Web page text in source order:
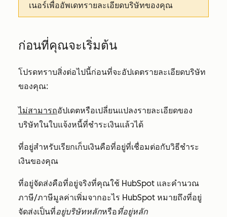
เนอร์เพื่ออัพเดทรายละเอียดบริษัทของคุณ
ก่อนที่คุณจะเริ่มต้น
โปรดทราบสิ่งต่อไปนี้ก่อนที่จะอัปเดตรายละเอียดบริษัท
ของคุณ:
ไม่สามารถอัปเดตหรือเปลี่ยนแปลงรายละเอียดของ
บริษัทในใบแจ้งหนี้ที่ชำระเงินแล้วได้
ที่อยู่สำหรับเรียกเก็บเงินคือที่อยู่ที่เชื่อมต่อกับวิธีชำระ
เงินของคุณ
ที่อยู่จัดส่งคือที่อยู่จริงที่คุณใช้ HubSpot และคำนวณ
ภาษี/ภาษีมูลค่าเพิ่มจากอะไร HubSpot หมายถึงที่อยู่
จัดส่งเป็นที่อยู่บริษัทหลักหรือที่อยู่หลัก